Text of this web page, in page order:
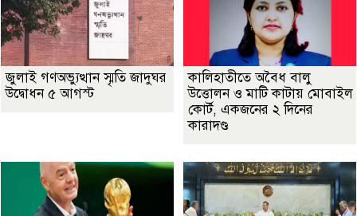
জুলাই গণঅভ্যুত্থান স্মৃতি জাদুঘর
উদ্বোধন ৫ আগস্ট
কালিহাতীতে অবৈধ বালু
উত্তোলন ও মাটি কাটায় মোবাইল
কোর্ট, একজনের ২ দিনের
কারাদণ্ড